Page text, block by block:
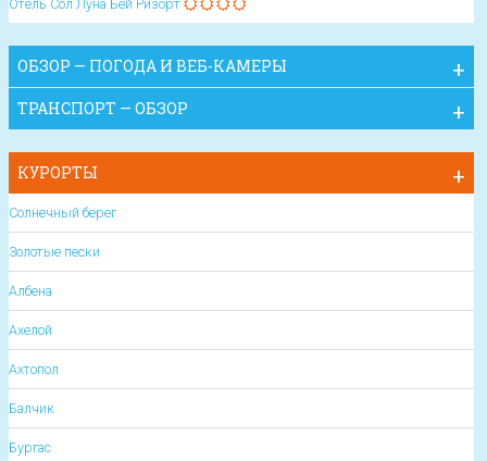
Отель Сол Луна Бей Ризорт
ОБЗОР — ПОГОДА И ВЕБ-КАМЕРЫ
ТРАНСПОРТ — ОБЗОР
КУРОРТЫ
Солнечный берег
Золотые пески
Албена
Ахелой
Ахтопол
Балчик
Бургас